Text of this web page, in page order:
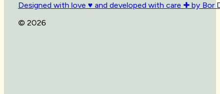
Designed with love ♥ and developed with care ✚ by Bor
© 2026